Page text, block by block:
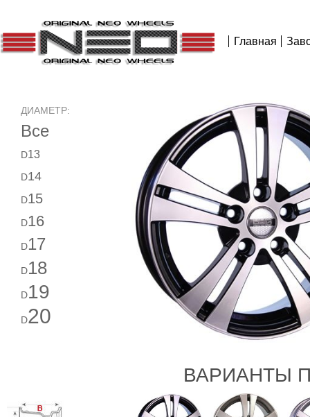
Главная
ДИАМЕТР:
Все
D13
D14
D15
D16
D17
D18
D19
D20
ВАРИАНТЫ